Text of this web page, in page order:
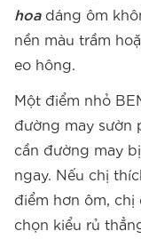
hoadáng ôm
nền màu trầm
eo hông.
Một điểm nhỏ
đường may sườn
cần đường may
ngay. Nếu chị
điểm hơn ôm, chị
chọn kiểu rủ